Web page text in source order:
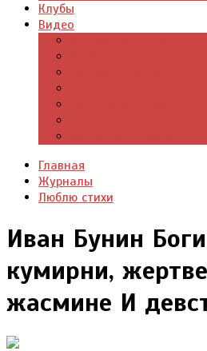
Клубы
Видео
Главная
Журналы
Люблю стихи
Иван Бунин
кумирни,
жасмине И